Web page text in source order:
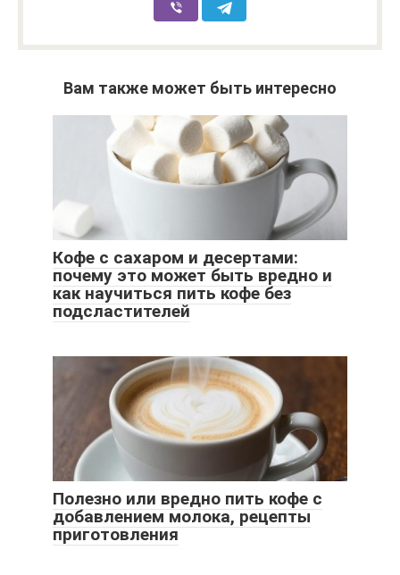
Вам также может быть интересно
Кофе с сахаром и десертами:
почему это может быть вредно и
как научиться пить кофе без
подсластителей
Полезно или вредно пить кофе с
добавлением молока, рецепты
приготовления